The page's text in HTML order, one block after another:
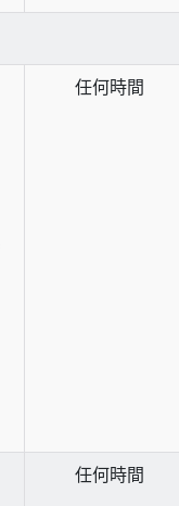
任何時間
任何時間